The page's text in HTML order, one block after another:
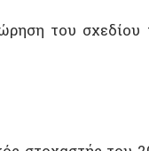
του 20ού
διάφορους
να